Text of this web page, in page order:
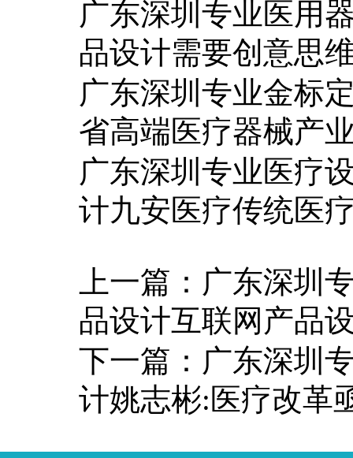
广东深圳专业医用
品设计需要创意思
广东深圳专业金标
省高端医疗器械产
广东深圳专业医疗
计九安医疗传统医
上一篇： 广东深圳
品设计互联网产品
下一篇： 广东深圳
计姚志彬:医疗改革